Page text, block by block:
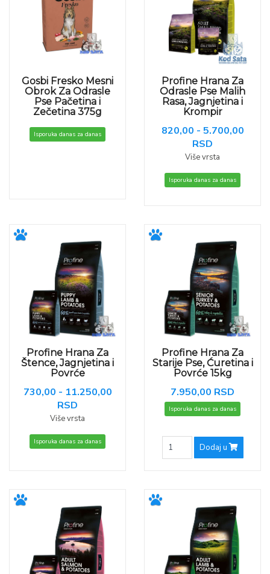
Gosbi Fresko Mesni
Obrok Za Odrasle
Pse Pačetina i
Zečetina 375g
Isporuka danas za danas
Profine Hrana Za
Odrasle Pse Malih
Rasa, Jagnjetina i
Krompir
820,00 - 5.700,00
RSD
Više vrsta
Isporuka danas za danas
Profine Hrana Za
Štence, Jagnjetina i
Povrće
730,00 - 11.250,00
RSD
Više vrsta
Isporuka danas za danas
Profine Hrana Za
Starije Pse, Ćuretina i
Povrće 15kg
7.950,00 RSD
Isporuka danas za danas
Dodaj u